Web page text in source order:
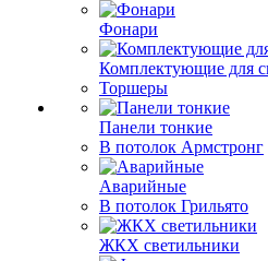
Фонари
Комплектующие для
Торшеры
Панели тонкие
В потолок Армстронг
Аварийные
В потолок Грильято
ЖКХ светильники